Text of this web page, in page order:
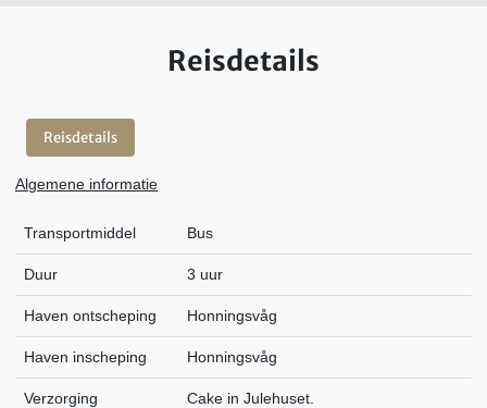
Reisdetails
Reisdetails
Algemene informatie
Transportmiddel Bus
Duur 3 uur
Haven ontscheping Honningsvåg
Haven inscheping Honningsvåg
Verzorging Cake in Julehuset.